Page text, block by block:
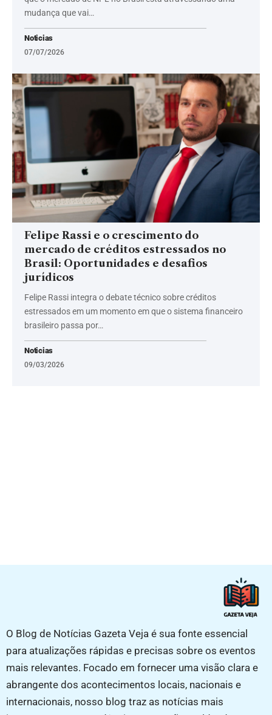
mudança que vai…
Noticias
07/07/2026
Felipe Rassi e o crescimento do
mercado de créditos estressados no
Brasil: Oportunidades e desafios
jurídicos
Felipe Rassi integra o debate técnico sobre créditos
estressados em um momento em que o sistema financeiro
brasileiro passa por…
Noticias
09/03/2026
O Blog de Notícias Gazeta Veja é sua fonte essencial
para atualizações rápidas e precisas sobre os eventos
mais relevantes. Focado em fornecer uma visão clara e
abrangente dos acontecimentos locais, nacionais e
internacionais, nosso blog traz as notícias mais